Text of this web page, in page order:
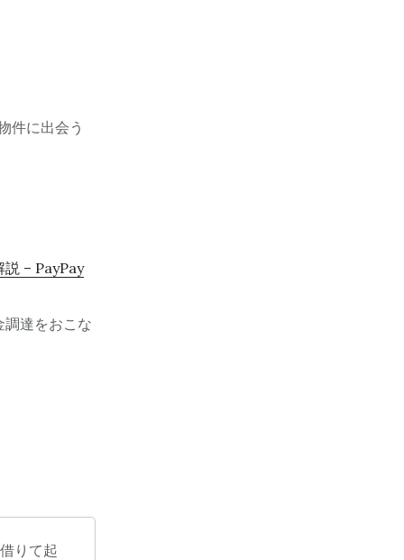
件に出会う
– PayPay
達をおこな
りて起